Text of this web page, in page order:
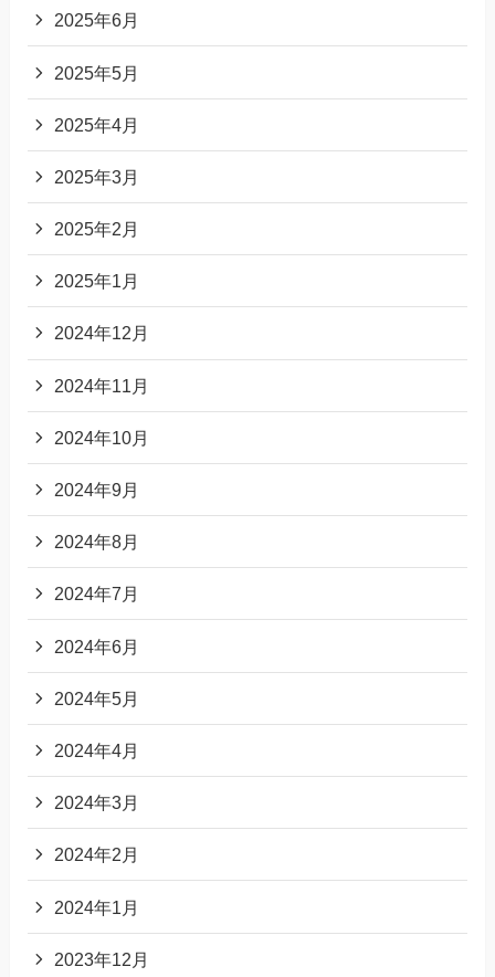
2025年6月
2025年5月
2025年4月
2025年3月
2025年2月
2025年1月
2024年12月
2024年11月
2024年10月
2024年9月
2024年8月
2024年7月
2024年6月
2024年5月
2024年4月
2024年3月
2024年2月
2024年1月
2023年12月